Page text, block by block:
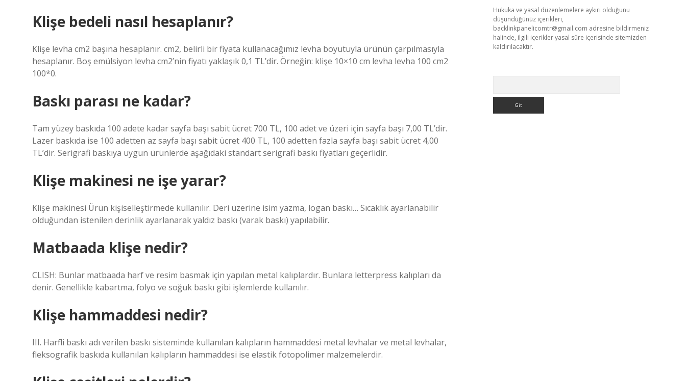
Klişe bedeli nasıl hesaplanır?
Klişe levha cm2 başına hesaplanır. cm2, belirli bir fiyata kullanacağımız levha boyutuyla ürünün çarpılmasıyla
hesaplanır. Boş emülsiyon levha cm2’nin fiyatı yaklaşık 0,1 TL’dir. Örneğin: klişe 10×10 cm levha levha 100 cm2
100*0.
Baskı parası ne kadar?
Tam yüzey baskıda 100 adete kadar sayfa başı sabit ücret 700 TL, 100 adet ve üzeri için sayfa başı 7,00 TL’dir.
Lazer baskıda ise 100 adetten az sayfa başı sabit ücret 400 TL, 100 adetten fazla sayfa başı sabit ücret 4,00
TL’dir. Serigrafi baskıya uygun ürünlerde aşağıdaki standart serigrafi baskı fiyatları geçerlidir.
Klişe makinesi ne işe yarar?
Klişe makinesi Ürün kişiselleştirmede kullanılır. Deri üzerine isim yazma, logan baskı… Sıcaklık ayarlanabilir
olduğundan istenilen derinlik ayarlanarak yaldız baskı (varak baskı) yapılabilir.
Matbaada klişe nedir?
CLISH: Bunlar matbaada harf ve resim basmak için yapılan metal kalıplardır. Bunlara letterpress kalıpları da
denir. Genellikle kabartma, folyo ve soğuk baskı gibi işlemlerde kullanılır.
Klişe hammaddesi nedir?
III. Harfli baskı adı verilen baskı sisteminde kullanılan kalıpların hammaddesi metal levhalar ve metal levhalar,
fleksografik baskıda kullanılan kalıpların hammaddesi ise elastik fotopolimer malzemelerdir.
Hukuka ve yasal düzenlemelere aykırı olduğunu
düşündüğünüz içerikleri,
backlinkpanelicomtr@gmail.com adresine bildirmeniz
halinde, ilgili içerikler yasal süre içerisinde sitemizden
kaldırılacaktır.